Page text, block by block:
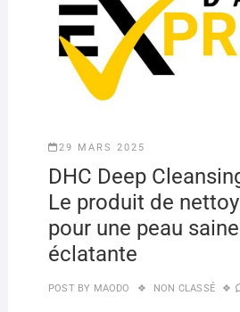
29 MARS 2025
DHC Deep
Le produit de
pour une peau
éclatante
POST BY MAODO NON CLASSÉ